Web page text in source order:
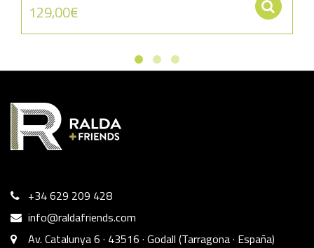
129,00€
+34 629 209 428
info@raldafriends.com
Av. Catalunya 6 · 43516 · Godall (Tarragona · España)